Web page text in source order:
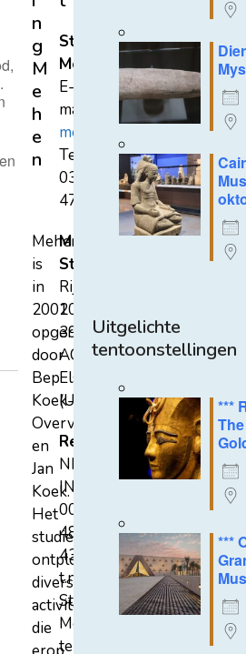
Uitgelichte
tentoonstellingen
***
***
n
g
M
e
h
e
n
Mehen
is
in
2002
opgericht
door
Bep
Koek-
Overvest
en
Jan
Koek.
Het
studiecentrum
ontplooit
diverse
activiteiten
die
Stichting
Mehen
E-
mail:
mehen@hetnet.nl
Tel.:
0318-
471689
Mehen
Studiecentrum
Rijksstraatweg
107A
3921
AC
Elst
(U)
Rekeningnummer
NL31
INGB
0007
4852
43
t.n.v.
Stichting
Mehen
te